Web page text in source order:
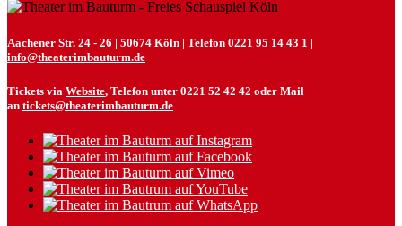
Aachener Str. 24 - 26 | 50674 Köln | Telefon 0221 95 14 43 1 |
info@theaterimbauturm.de
Tickets via Website, Telefon unter 0221 52 42 42 oder Mail
an tickets@theaterimbauturm.de